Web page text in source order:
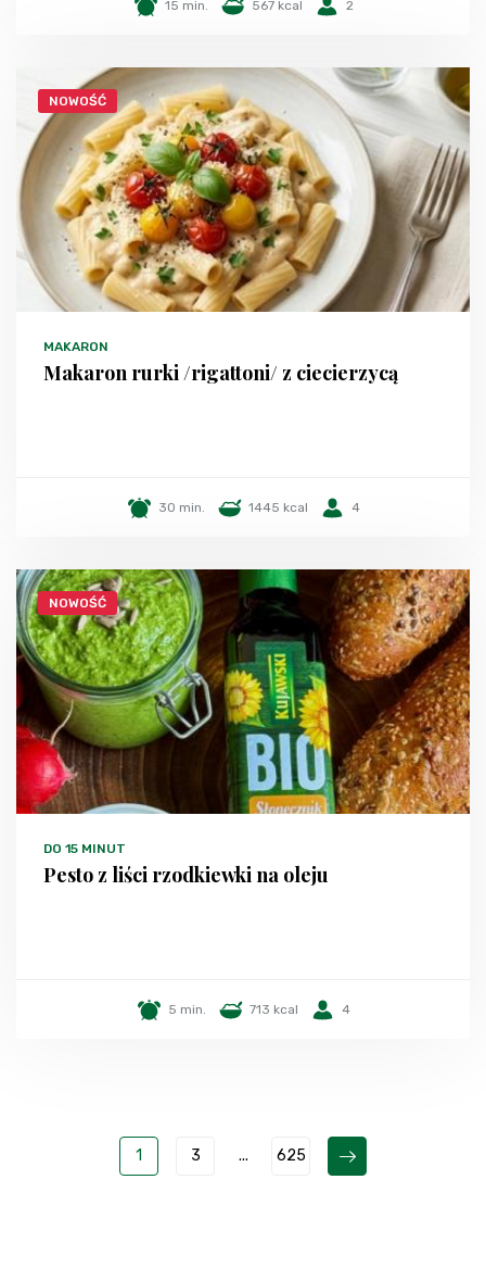
15 min. 567 kcal 2
NOWOŚĆ
MAKARON
Makaron rurki /rigattoni/ z ciecierzycą
30 min. 1445 kcal 4
NOWOŚĆ
DO 15 MINUT
Pesto z liści rzodkiewki na oleju
5 min. 713 kcal 4
1 3 ... 625